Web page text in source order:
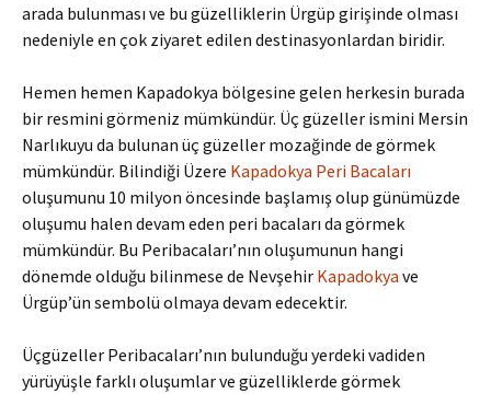
arada bulunması ve bu güzelliklerin Ürgüp girişinde olması
nedeniyle en çok ziyaret edilen destinasyonlardan biridir.
Hemen hemen Kapadokya bölgesine gelen herkesin burada
bir resmini görmeniz mümkündür. Üç güzeller ismini Mersin
Narlıkuyu da bulunan üç güzeller mozağinde de görmek
mümkündür. Bilindiği Üzere Kapadokya Peri Bacaları
oluşumunu 10 milyon öncesinde başlamış olup günümüzde
oluşumu halen devam eden peri bacaları da görmek
mümkündür. Bu Peribacaları’nın oluşumunun hangi
dönemde olduğu bilinmese de Nevşehir Kapadokya ve
Ürgüp’ün sembolü olmaya devam edecektir.
Üçgüzeller Peribacaları’nın bulunduğu yerdeki vadiden
yürüyüşle farklı oluşumlar ve güzelliklerde görmek